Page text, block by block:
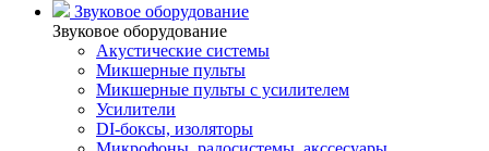
Звуковое оборудование
Звуковое оборудование
Акустические системы
Микшерные пульты
Микшерные пульты с усилителем
Усилители
DI-боксы, изоляторы